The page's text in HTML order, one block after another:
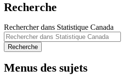
Recherche
Rechercher dans Statistique Canada
Recherche
Menus des sujets